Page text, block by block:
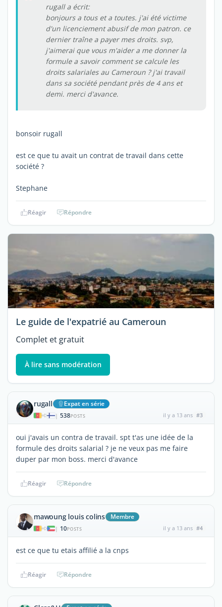
rugall a écrit:
bonjours a tous et a toutes. j'ai été victime
d'un licenciement abusif de mon patron. ce
dernier traîne a payer mes droits. svp,
j'aimerai que vous m'aider a me donner la
formule a savoir comment se calcule les
droits salariales au Cameroun ? j'ai travail
dans sa société pendant près de 4 ans et
demi. merci d'avance.
bonsoir rugall
est ce que tu avait un contrat de travail dans cette
société ?
Stephane
Réagir Répondre
Le guide de l'expatrié au Cameroun
Complet et gratuit
À lire sans modération
rugall Expat en série
| 538POSTS il y a 13 ans #3
oui j'avais un contra de travail. spt t'as une idée de la
formule des droits salarial ? je ne veux pas me faire
duper par mon boss. merci d'avance
Réagir Répondre
mawoung louis colins Membre
| 10POSTS il y a 13 ans #4
est ce que tu etais affilié a la cnps
Réagir Répondre